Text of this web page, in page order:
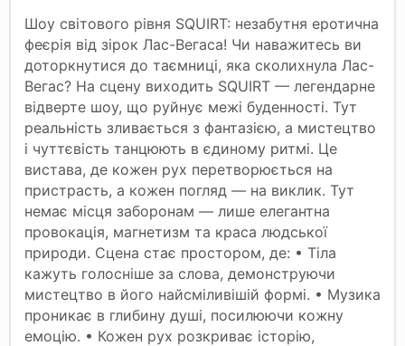
Шоу світового рівня SQUIRT: незабутня еротична
феєрія від зірок Лас-Вегаса! Чи наважитесь ви
доторкнутися до таємниці, яка сколихнула Лас-
Вегас? На сцену виходить SQUIRT — легендарне
відверте шоу, що руйнує межі буденності. Тут
реальність зливається з фантазією, а мистецтво
і чуттєвість танцюють в єдиному ритмі. Це
вистава, де кожен рух перетворюється на
пристрасть, а кожен погляд — на виклик. Тут
немає місця заборонам — лише елегантна
провокація, магнетизм та краса людської
природи. Сцена стає простором, де: • Тіла
кажуть голосніше за слова, демонструючи
мистецтво в його найсміливішій формі. • Музика
проникає в глибину душі, посилюючи кожну
емоцію. • Кожен рух розкриває історію,